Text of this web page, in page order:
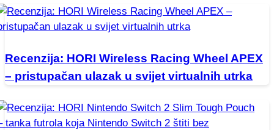
Recenzija: HORI Wireless Racing Wheel APEX
– pristupačan ulazak u svijet virtualnih utrka